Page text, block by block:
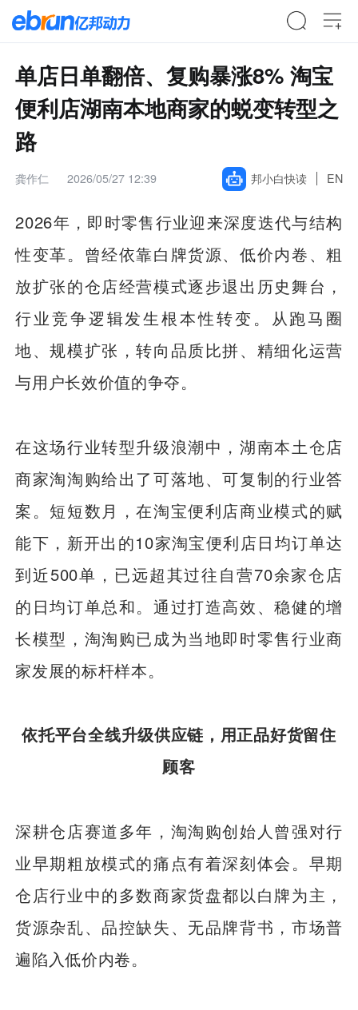
单店日单翻倍、复购暴涨8% 淘宝
便利店湖南本地商家的蜕变转型之
路
龚作仁 2026/05/27 12:39 邦小白快读 EN
2026年，即时零售行业迎来深度迭代与结构
性变革。曾经依靠白牌货源、低价内卷、粗
放扩张的仓店经营模式逐步退出历史舞台，
行业竞争逻辑发生根本性转变。从跑马圈
地、规模扩张，转向品质比拼、精细化运营
与用户长效价值的争夺。
在这场行业转型升级浪潮中，湖南本土仓店
商家淘淘购给出了可落地、可复制的行业答
案。短短数月，在淘宝便利店商业模式的赋
能下，新开出的10家淘宝便利店日均订单达
到近500单，已远超其过往自营70余家仓店
的日均订单总和。通过打造高效、稳健的增
长模型，淘淘购已成为当地即时零售行业商
家发展的标杆样本。
依托平台全线升级供应链，用正品好货留住
顾客
深耕仓店赛道多年，淘淘购创始人曾强对行
业早期粗放模式的痛点有着深刻体会。早期
仓店行业中的多数商家货盘都以白牌为主，
货源杂乱、品控缺失、无品牌背书，市场普
遍陷入低价内卷。